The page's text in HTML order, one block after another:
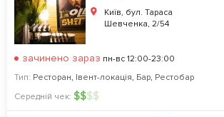
Київ, бул. Тараса
Шевченка, 2/54
зачинено зараз пн-вс 12:00-23:00
Тип: Ресторан, Івент-локація, Бар, Рестобар
Середній чек: $$$$